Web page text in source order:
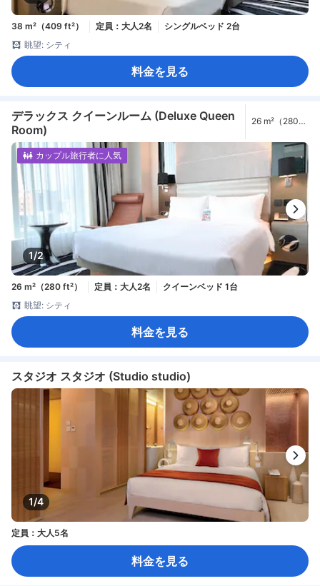
38 m²（409 ft²） 定員：大人2名
シングルベッド 2台
眺望: シティ
料金を見る
デラックス クイーンルーム (Deluxe Queen
Room)
26 m²（280
1/2
カップル旅行者に人気
26 m²（280 ft²） 定員：大人2名
クイーンベッド 1台
眺望: シティ
料金を見る
スタジオ スタジオ (Studio studio)
1/4
定員：大人5名
料金を見る